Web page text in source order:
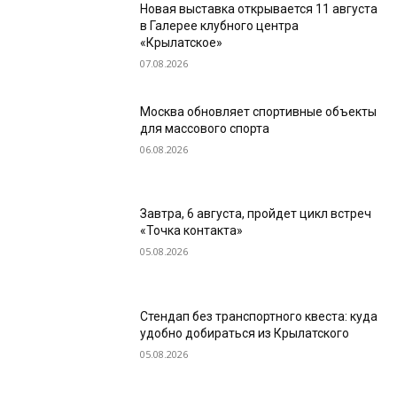
Новая выставка открывается 11 августа
в Галерее клубного центра
«Крылатское»
07.08.2026
Москва обновляет спортивные объекты
для массового спорта
06.08.2026
Завтра, 6 августа, пройдет цикл встреч
«Точка контакта»
05.08.2026
Стендап без транспортного квеста: куда
удобно добираться из Крылатского
05.08.2026